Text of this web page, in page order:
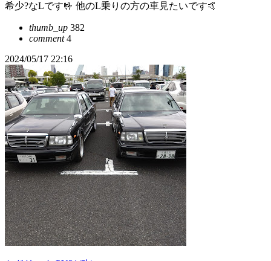
希少?なLです🤟 他のL乗りの方の車見たいです🤙
thumb_up 382
comment4
2024/05/17 22:16